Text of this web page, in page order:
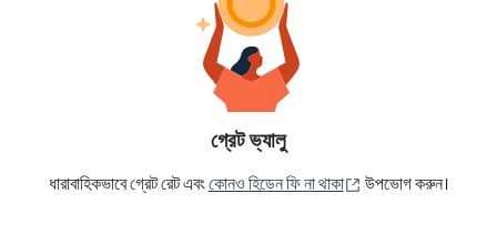
গ্রেট ভ্যালু
ধারাবাহিকভাবে গ্রেট রেট এবংকোনও হিডেন ফি না থাকা (নতুন উইন্ডোতে খুলবে)
উপভোগ করুন।